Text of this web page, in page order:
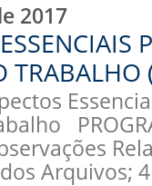
2017
Arquivos;